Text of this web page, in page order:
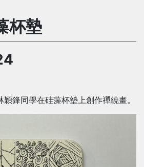
杯墊
鋒同學在硅藻杯墊上創作禪繞畫。